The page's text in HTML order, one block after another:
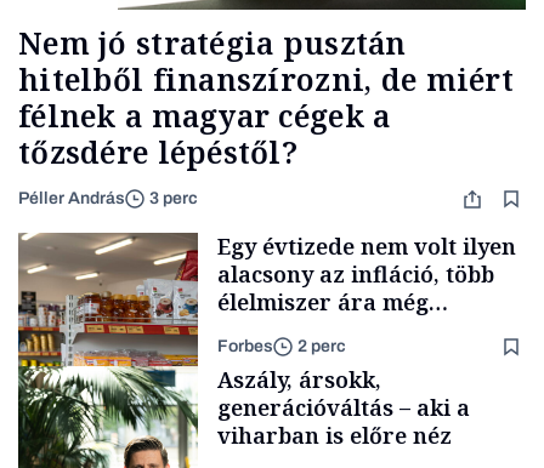
Nem jó stratégia pusztán
hitelből finanszírozni, de miért
félnek a magyar cégek a
tőzsdére lépéstől?
Péller András 3 perc
Egy évtizede nem volt ilyen
alacsony az infláció, több
élelmiszer ára még
rohamosan csökken is
Forbes 2 perc
Aszály, ársokk,
generációváltás – aki a
viharban is előre néz